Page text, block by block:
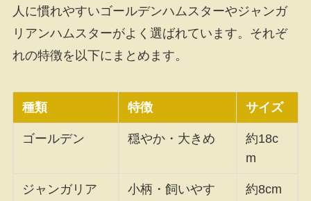
人に慣れやすいゴールデンハムスターやジャンガ
リアンハムスターがよく選ばれています。それぞ
れの特徴を以下にまとめます。
種類 特徴 サイズ
ゴールデン 穏やか・大きめ
約18c
m
ジャンガリア
小柄・飼いやす
約8cm